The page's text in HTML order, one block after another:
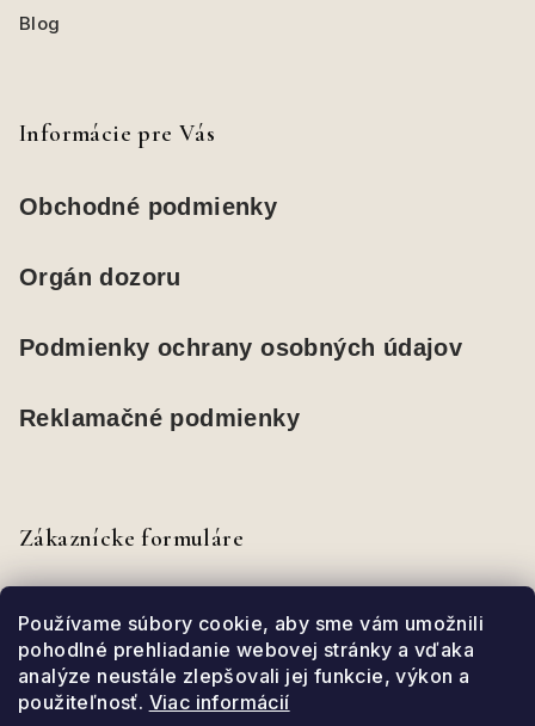
Používame súbory cookie, aby sme vám umožnili
pohodlné prehliadanie webovej stránky a vďaka
analýze neustále zlepšovali jej funkcie, výkon a
použiteľnosť. Viac informácií
Blog
Informácie pre Vás
Obchodné podmienky
Orgán dozoru
Podmienky ochrany osobných údajov
Reklamačné podmienky
Zákaznícke formuláre
Odstúpenie od zmluvy
Reklamačný formulár